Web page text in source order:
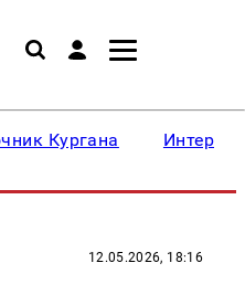
Кургана
12.05.2026, 18:16